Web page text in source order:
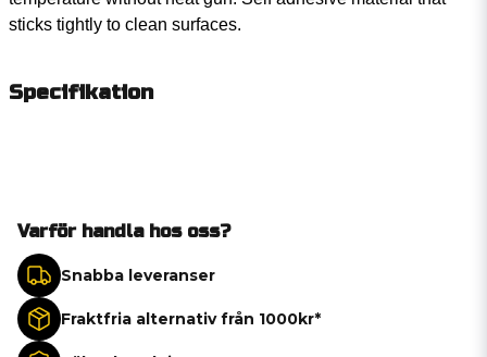
sticks tightly to clean surfaces.
Specifikation
Varför handla hos oss?
Snabba leveranser
Fraktfria alternativ från 1000kr*